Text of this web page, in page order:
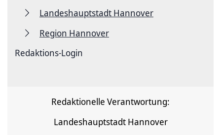
Landeshauptstadt Hannover
Region Hannover
Redaktions-Login
Redaktionelle Verantwortung:
Landeshauptstadt Hannover